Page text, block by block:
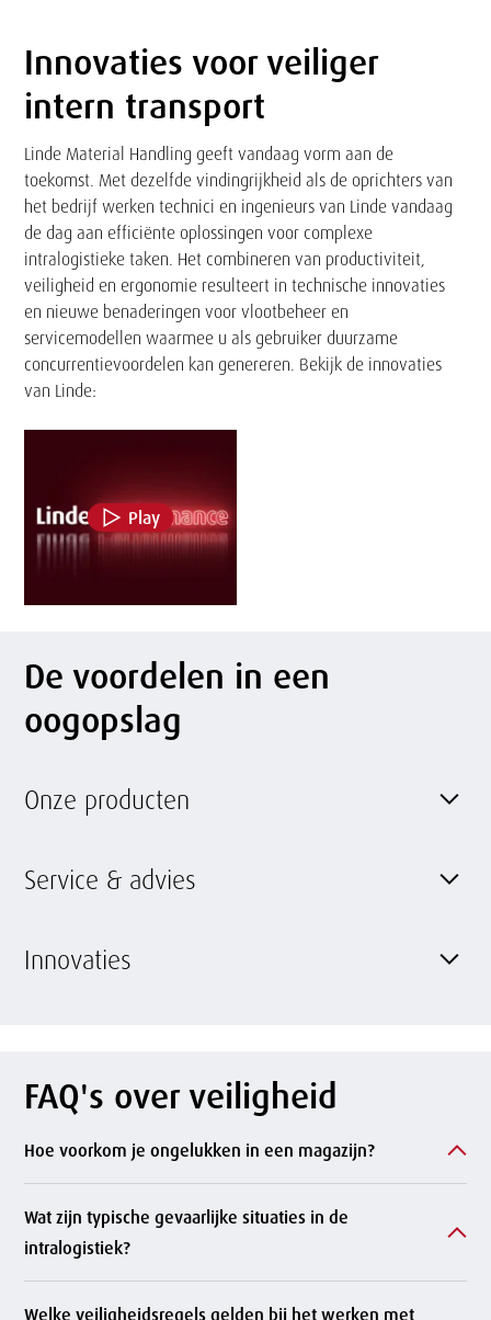
r
k
e
n
n
v
o
o
r
v
e
i
l
g
w
e
k
e
n
Tekst
Innovaties voorveiliger
intern transport
Linde Material Handling geeft vandaag vorm aan de
toekomst. Met dezelfde vindingrijkheid als de oprichters van
het bedrijf werken technici en ingenieurs van Linde vandaag
de dag aan efficiënte oplossingen voor complexe
intralogistieke taken. Het combineren van productiviteit,
veiligheid en ergonomie resulteert in technische innovaties
en nieuwe benaderingen voor vlootbeheer en
servicemodellen waarmee u als gebruiker duurzame
concurrentievoordelen kan genereren. Bekijk de innovaties
van Linde:
Play
De voordelen in een
oogopslag
Onze producten
Service & advies
Innovaties
FAQ's over veiligheid
Hoe voorkom je ongelukken in een magazijn?
Wat zijn typische gevaarlijke situaties in de
intralogistiek?
Welke veiligheidsregels gelden bij het werken met